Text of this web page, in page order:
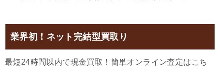
業界初！ネット完結型買取り
最短24時間以内で現金買取！簡単オンライン査定はこち